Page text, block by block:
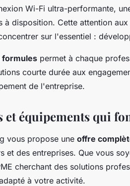
Wi-Fi ultra-performante,
à disposition. Cette attention
sur l'essentiel :
formules permet à chaque
courte durée aux
de l'entreprise.
et équipements qui
vous propose une offre
et des entreprises. Que vous
cherchant des solutions
à votre activité.